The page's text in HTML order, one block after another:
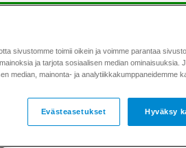
maksuaikaa kaikkiin
Koti >
KMC
Tuotenumero:
sivustomme toimii oikein ja voimme parantaa
ja tarjota sosiaalisen median ominaisuuksia.
median, mainonta- ja analytiikkakumppaneidemme
Hyväksy
Evästeasetukset